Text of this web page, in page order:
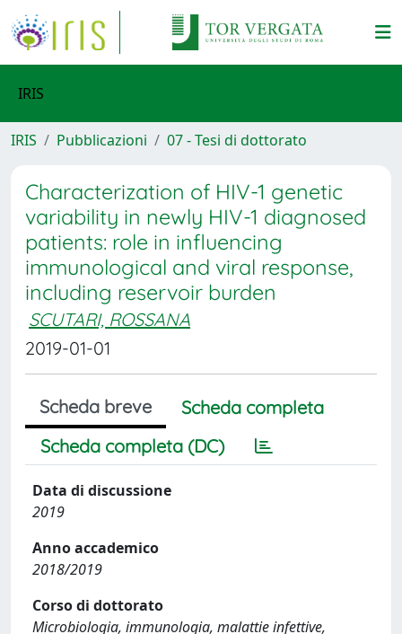
IRIS
IRIS Pubblicazioni 07 - Tesi di dottorato
Characterization of HIV-1 genetic
variability in newly HIV-1 diagnosed
patients: role in influencing
immunological and viral response,
including reservoir burden
SCUTARI, ROSSANA
2019-01-01
Scheda breve
Scheda completa
Scheda completa (DC)
Data di discussione
2019
Anno accademico
2018/2019
Corso di dottorato
Microbiologia, immunologia, malattie infettive,